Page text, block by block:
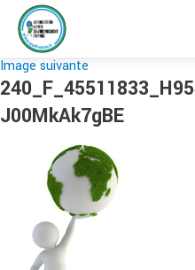
Image suivante
J00MkAk7gBE